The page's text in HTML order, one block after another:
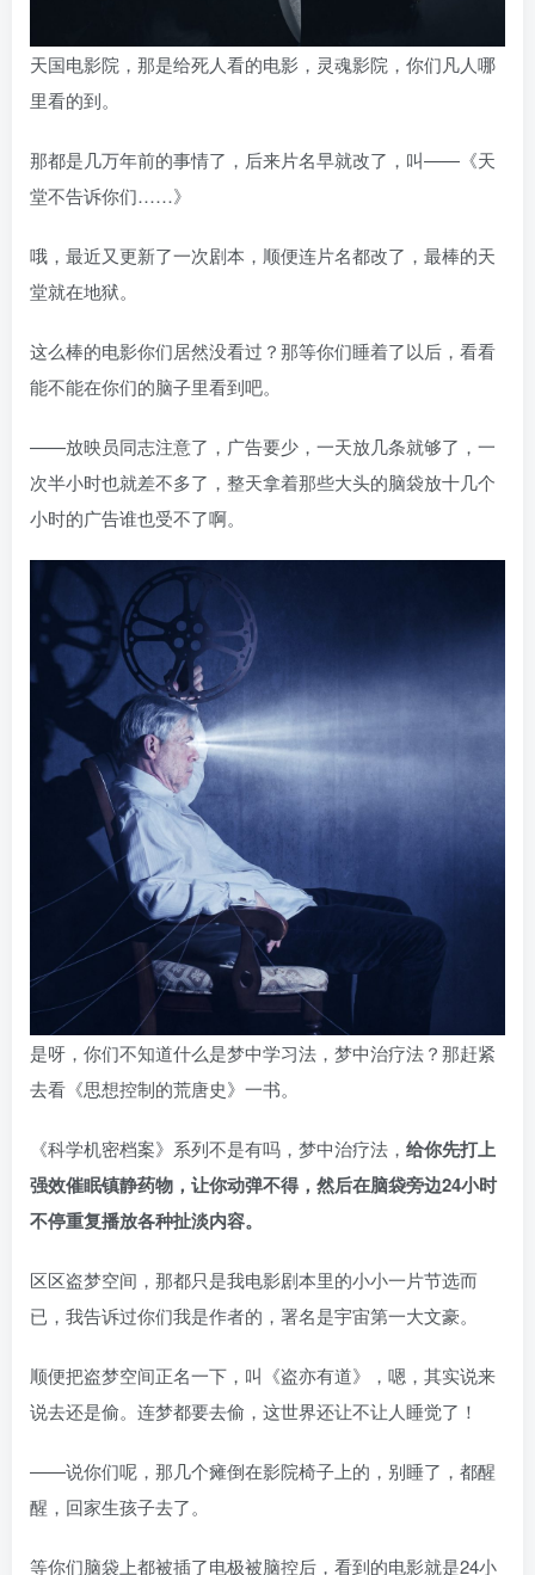
天国电影院，那是给死人看的电影，灵魂影院，你们凡人哪
里看的到。
那都是几万年前的事情了，后来片名早就改了，叫——《天
堂不告诉你们……》
哦，最近又更新了一次剧本，顺便连片名都改了，最棒的天
堂就在地狱。
这么棒的电影你们居然没看过？那等你们睡着了以后，看看
能不能在你们的脑子里看到吧。
——放映员同志注意了，广告要少，一天放几条就够了，一
次半小时也就差不多了，整天拿着那些大头的脑袋放十几个
小时的广告谁也受不了啊。
是呀，你们不知道什么是梦中学习法，梦中治疗法？那赶紧
去看《思想控制的荒唐史》一书。
《科学机密档案》系列不是有吗，梦中治疗法， 给你先打上
强效催眠镇静药物，让你动弹不得，然后在脑袋旁边24小时
不停重复播放各种扯淡内容。
区区盗梦空间，那都只是我电影剧本里的小小一片节选而
已，我告诉过你们我是作者的，署名是宇宙第一大文豪。
顺便把盗梦空间正名一下，叫《盗亦有道》，嗯，其实说来
说去还是偷。连梦都要去偷，这世界还让不让人睡觉了！
——说你们呢，那几个瘫倒在影院椅子上的，别睡了，都醒
醒，回家生孩子去了。
等你们脑袋上都被插了电极被脑控后，看到的电影就是24小